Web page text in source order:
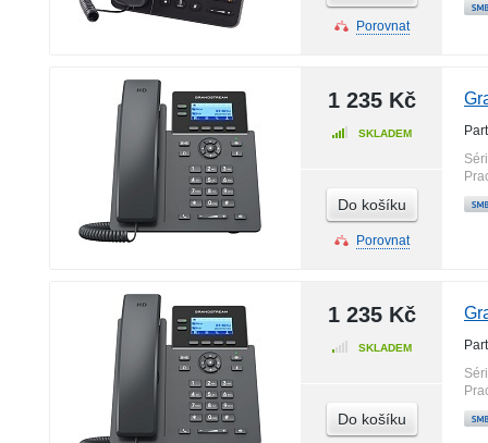
Porovnat
1 235 Kč
SKLADEM
Do košíku
Porovnat
1 235 Kč
SKLADEM
Do košíku